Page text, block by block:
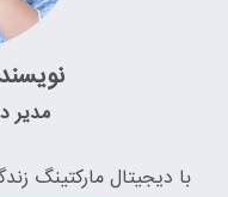
مدیر
با دیجیتال مارکتینگ